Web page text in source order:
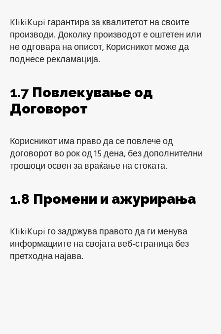
KlikiKupi гарантира за квалитетот на своите
производи. Доколку производот е оштетен или
не одговара на описот, Корисникот може да
поднесе рекламација.
1.7 Повлекување од
Договорот
Корисникот има право да се повлече од
договорот во рок од 15 дена, без дополнителни
трошоци освен за враќање на стоката.
1.8 Промени и ажурирања
KlikiKupi го задржува правото да ги менува
информациите на својата веб-страница без
претходна најава.